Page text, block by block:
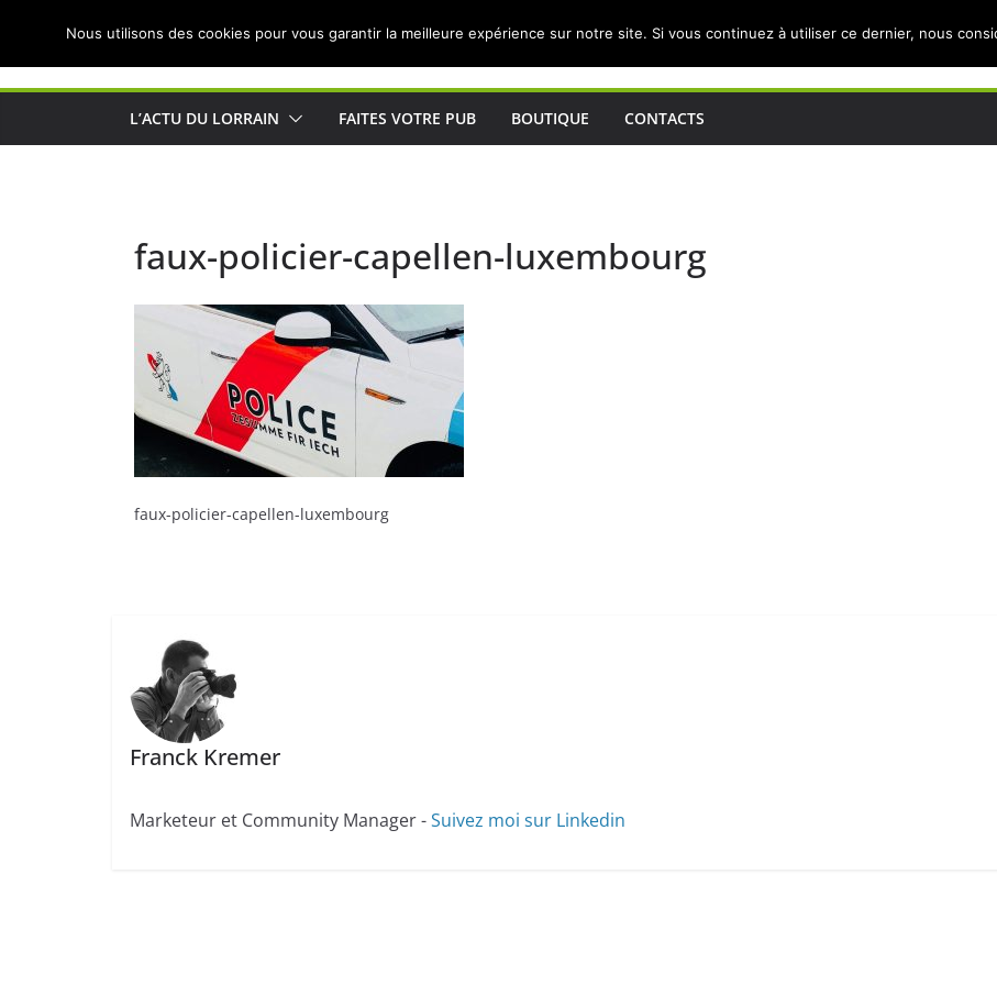
Actualités de Lorraine pour les Lorrains
L’ACTU DU LORRAIN FAITES VOTRE PUB BOUTIQUE CONTACTS
faux-policier-capellen-luxembourg
faux-policier-capellen-luxembourg
Franck Kremer
Marketeur et Community Manager -Suivez moi sur Linkedin
Nous utilisons des cookies pour vous garantir la meilleure expérience sur notre site. Si vous continuez à utiliser ce dernier, nous